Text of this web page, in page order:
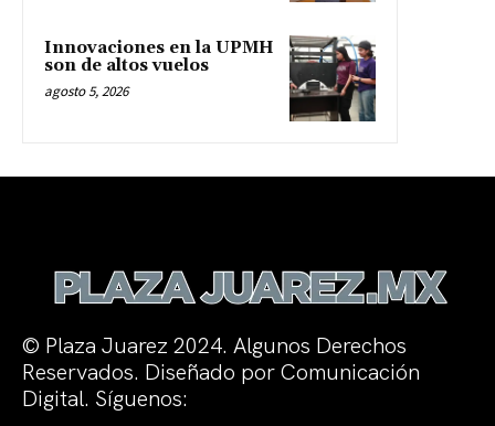
Innovaciones en la UPMH
son de altos vuelos
agosto 5, 2026
© Plaza Juarez 2024. Algunos Derechos
Reservados. Diseñado por Comunicación
Digital. Síguenos: